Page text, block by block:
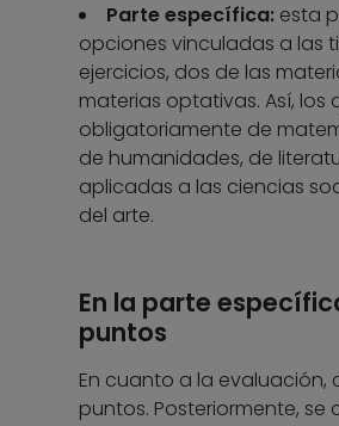
Parte específica:esta
opciones vinculadas a las
ejercicios, dos de las
materias optativas. Así,
obligatoriamente de
de humanidades, de
aplicadas a las ciencias
del arte.
En la parte
puntos
En cuanto a la evaluación,
puntos. Posteriormente,